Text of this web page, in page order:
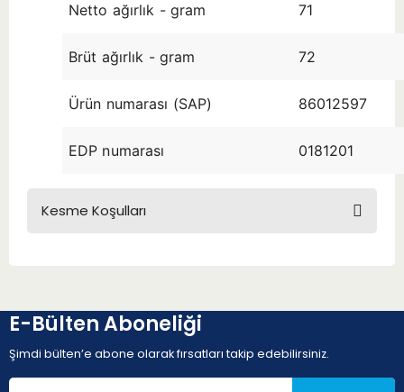
Netto ağırlık - gram 71
Brüt ağırlık - gram 72
Ürün numarası (SAP) 86012597
EDP numarası 0181201
Kesme Koşulları
E-Bülten Aboneliği
Şimdi bülten’e abone olarak fırsatları takip edebilirsiniz.